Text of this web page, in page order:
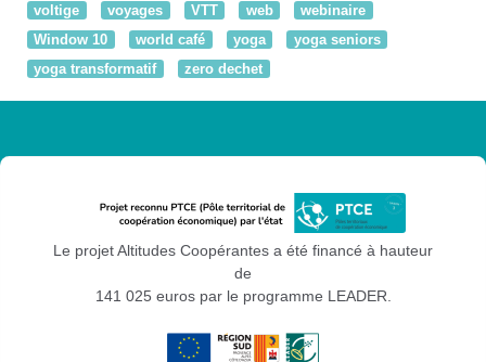
voltige
voyages VTT web
webinaire
Window 10
world café yoga
yoga seniors
yoga transformatif
zero dechet
Le projet Altitudes Coopérantes a été financé à hauteur
de
141 025 euros par le programme LEADER.